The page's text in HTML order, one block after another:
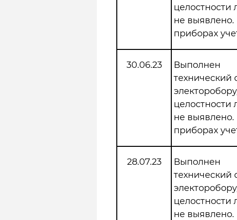
не
приборах
30.06.23
Выполнен
технический
не
приборах
28.07.23
Выполнен
технический
не